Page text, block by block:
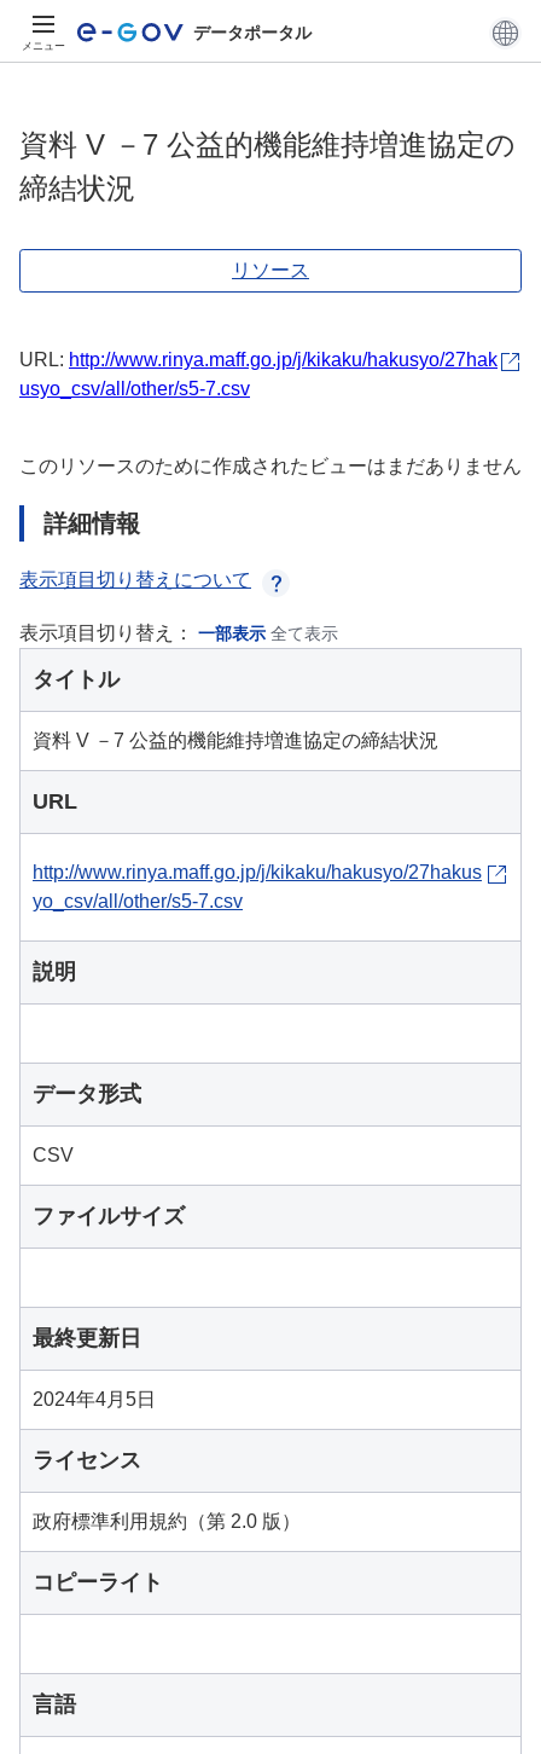
メニュー
データポータル
資料 V －7 公益的機能維持増進協定の
締結状況
リソース
URL: http://www.rinya.maff.go.jp/j/kikaku/hakusyo/27hak
usyo_csv/all/other/s5-7.csv
このリソースのために作成されたビューはまだありません
詳細情報
表示項目切り替えについて
表示項目切り替え： 一部表示 全て表示
タイトル
資料 V －7 公益的機能維持増進協定の締結状況
URL
http://www.rinya.maff.go.jp/j/kikaku/hakusyo/27hakus
yo_csv/all/other/s5-7.csv
説明
データ形式
CSV
ファイルサイズ
最終更新日
2024年4月5日
ライセンス
政府標準利用規約（第 2.0 版）
コピーライト
言語